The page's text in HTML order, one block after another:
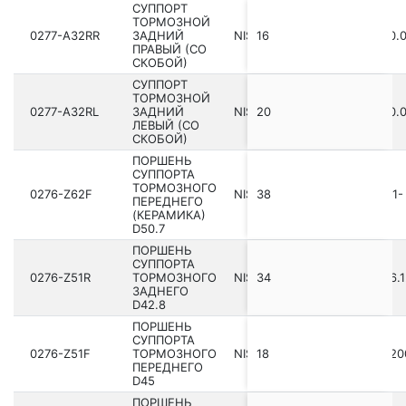
0277-A32RR
СУППОРТ
ТОРМОЗНОЙ
ЗАДНИЙ
ПРАВЫЙ (СО
СКОБОЙ)
NISSAN MAXIMA CA33
16
0277-A32RL
СУППОРТ
ТОРМОЗНОЙ
ЗАДНИЙ
ЛЕВЫЙ (СО
СКОБОЙ)
NISSAN MAXIMA CA33
20
0276-Z62F
ПОРШЕНЬ
СУППОРТА
ТОРМОЗНОГО
ПЕРЕДНЕГО
(КЕРАМИКА)
D50.7
NISSAN PATROL Y62
38
0276-Z51R
ПОРШЕНЬ
СУППОРТА
ТОРМОЗНОГО
ЗАДНЕГО
D42.8
NISSAN QASHQAI J10E
34
0276-Z51F
ПОРШЕНЬ
СУППОРТА
ТОРМОЗНОГО
ПЕРЕДНЕГО
D45
NISSAN QASHQAI+2 JJ10E
18
ПОРШЕНЬ